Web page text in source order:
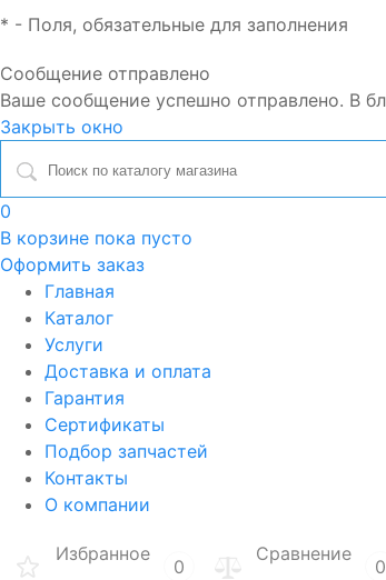
* - Поля, обязательные для заполнения
Сообщение отправлено
Ваше сообщение успешно отправлено. В
Закрыть окно
0
В корзине пока пусто
Оформить заказ
Главная
Каталог
Услуги
Доставка и оплата
Гарантия
Сертификаты
Подбор запчастей
Контакты
О компании
Избранное
0
Сравнение
0